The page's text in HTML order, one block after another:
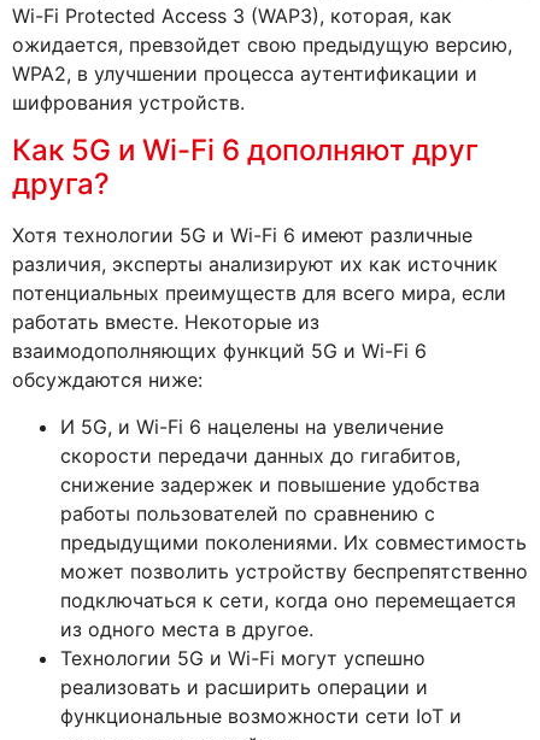
Wi-Fi Protected Access 3 (WAP3), которая, как
ожидается, превзойдет свою предыдущую версию,
WPA2, в улучшении процесса аутентификации и
шифрования устройств.
Как 5G и Wi-Fi 6 дополняют друг
друга?
Хотя технологии 5G и Wi-Fi 6 имеют различные
различия, эксперты анализируют их как источник
потенциальных преимуществ для всего мира, если
работать вместе. Некоторые из
взаимодополняющих функций 5G и Wi-Fi 6
обсуждаются ниже:
И 5G, и Wi-Fi 6 нацелены на увеличение
скорости передачи данных до гигабитов,
снижение задержек и повышение удобства
работы пользователей по сравнению с
предыдущими поколениями. Их совместимость
может позволить устройству беспрепятственно
подключаться к сети, когда оно перемещается
из одного места в другое.
Технологии 5G и Wi-Fi могут успешно
реализовать и расширить операции и
функциональные возможности сети IoT и